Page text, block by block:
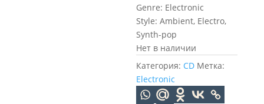
Genre: Electronic
Style: Ambient, Electro,
Synth-pop
Нет в наличии
Категория: CD Метка:
Electronic